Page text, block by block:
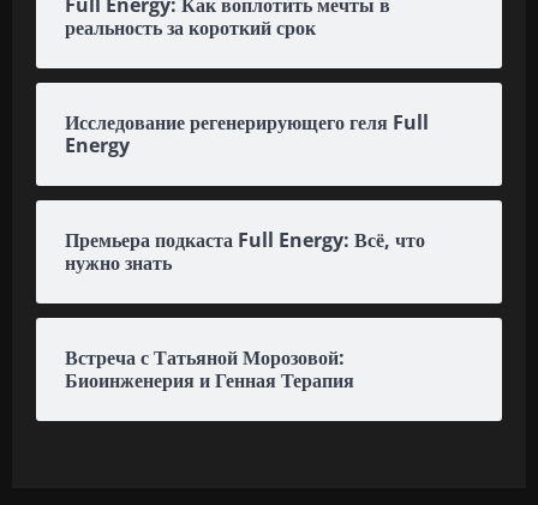
реальность за короткий срок
Исследование регенерирующего геля Full
Energy
Премьера подкаста Full Energy: Всё, что
нужно знать
Встреча с Татьяной Морозовой:
Биоинженерия и Генная Терапия